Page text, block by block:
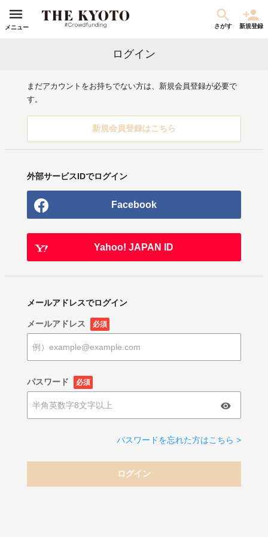
メニュー さがす 新規登録
ログイン
まだアカウントをお持ちでない方は、新規会員登録が必要で
す。
新規会員登録はこちら
外部サービスIDでログイン
Facebook
Yahoo! JAPAN ID
メールアドレスでログイン
メールアドレス 必須
パスワード 必須
パスワードを忘れた方はこちら >
ログイン